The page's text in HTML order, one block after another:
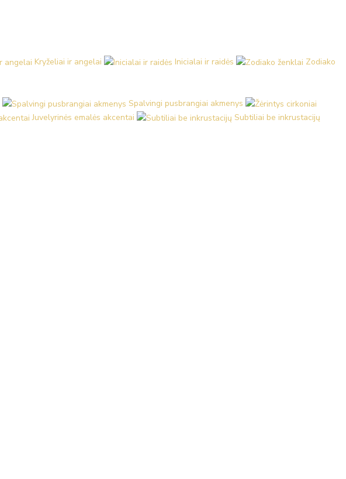
Kryželiai ir angelai Inicialai ir raidės
Zodiako
Spalvingi pusbrangiai akmenys
Juvelyrinės emalės akcentai Subtiliai be inkrustacijų